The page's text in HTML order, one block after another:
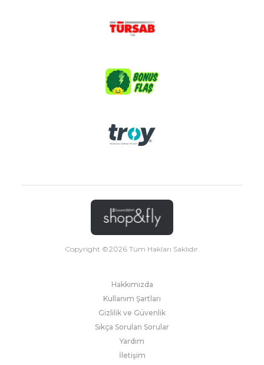
Copyright ©2026Tüm Hakları Saklıdır.
Hakkımızda
Kullanım Şartları
Gizlilik ve Güvenlik
Sıkça Sorulan Sorular
Yardım
İletişim